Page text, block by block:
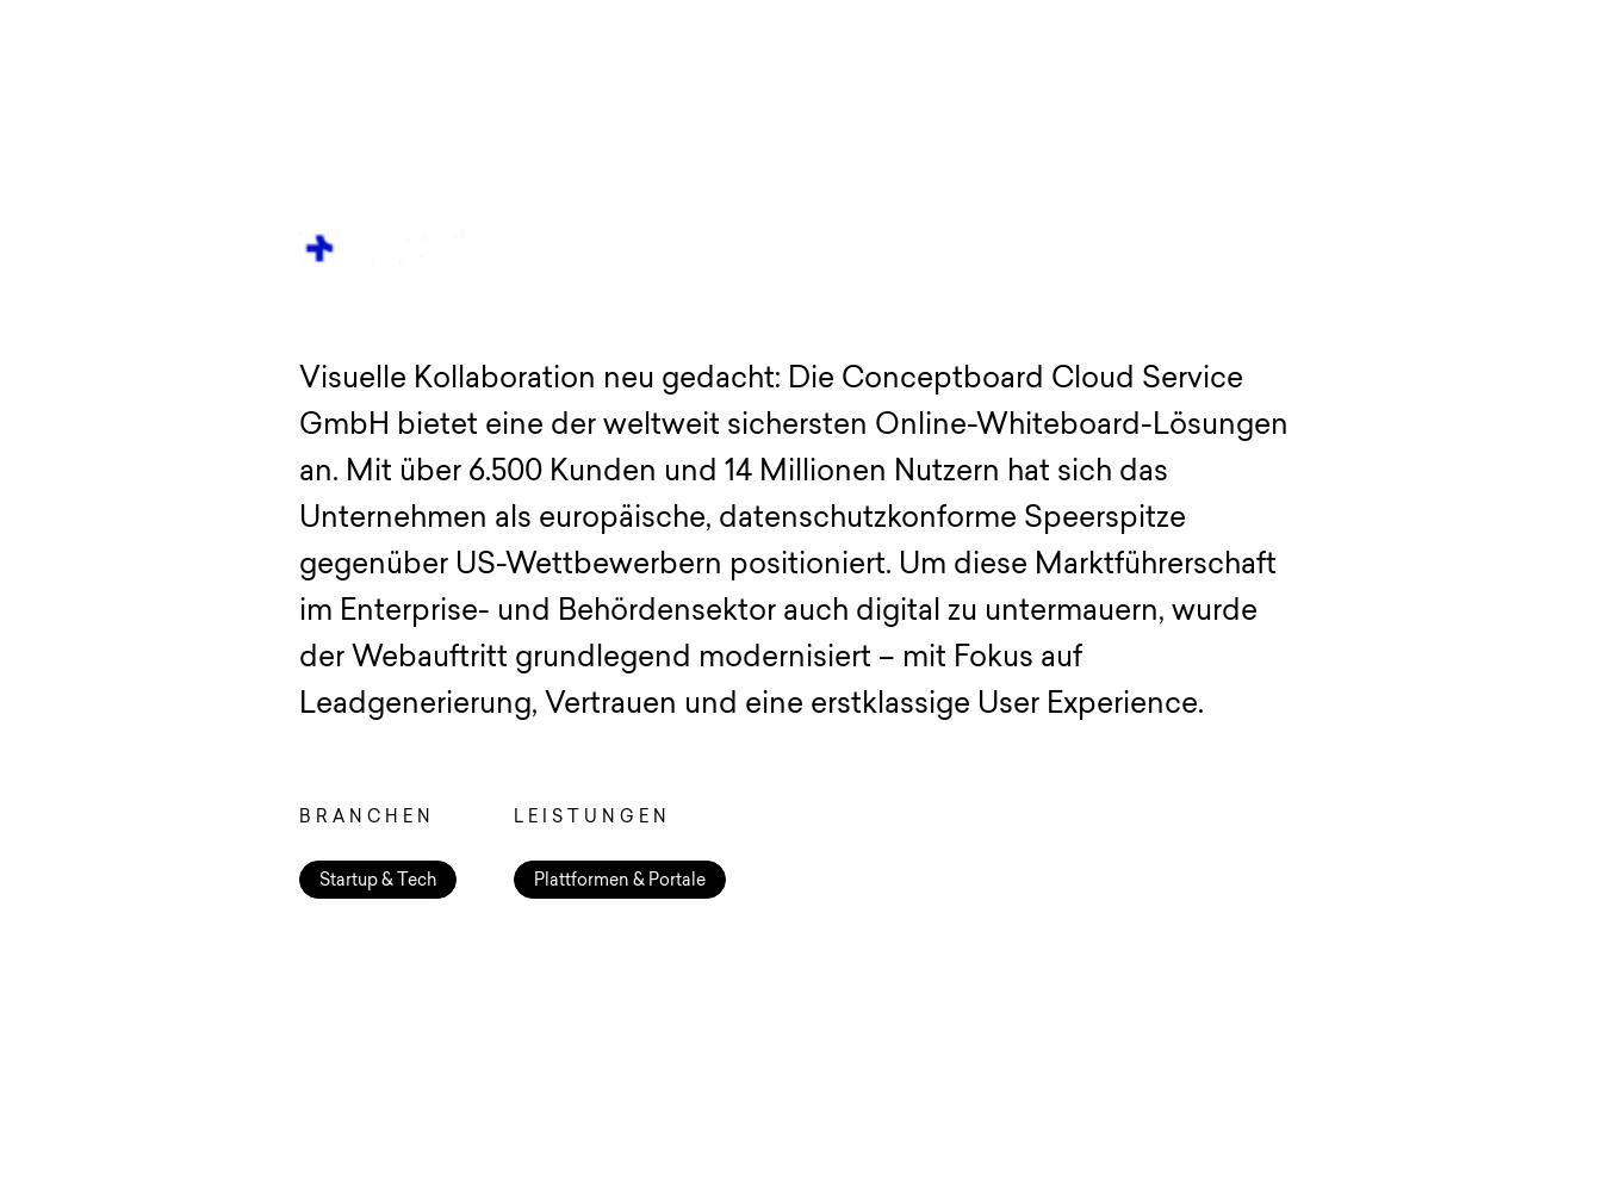
Visuelle Kollaboration neu gedacht: Die Conceptboard Cloud Service
GmbH bietet eine der weltweit sichersten Online-Whiteboard-Lösungen
an. Mit über 6.500 Kunden und 14 Millionen Nutzern hat sich das
Unternehmen als europäische, datenschutzkonforme Speerspitze
gegenüber US-Wettbewerbern positioniert. Um diese Marktführerschaft
im Enterprise- und Behördensektor auch digital zu untermauern, wurde
der Webauftritt grundlegend modernisiert – mit Fokus auf
Leadgenerierung, Vertrauen und eine erstklassige User Experience.
BRANCHEN
Startup & Tech
LEISTUNGEN
Plattformen & Portale